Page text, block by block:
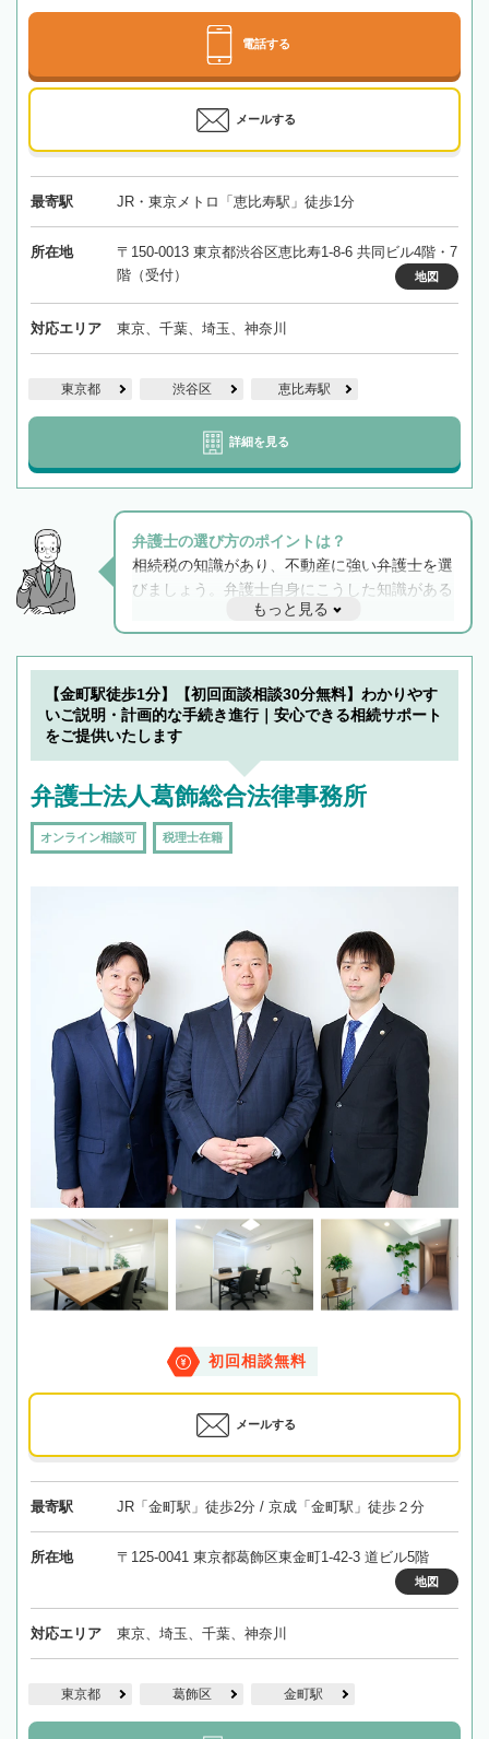
電話する
メールする
最寄駅 JR・東京メトロ「恵比寿駅」徒歩1分
所在地
〒150-0013 東京都渋谷区恵比寿1-8-6 共同ビル4階・7
階（受付）
地図
対応エリア 東京、千葉、埼玉、神奈川
東京都 渋谷区 恵比寿駅
詳細を見る
弁護士の選び方のポイントは？
相続税の知識があり、不動産に強い弁護士を選
びましょう。弁護士自身にこうした知識がある
と他士業との連携もスムーズに進み、トラブル
解決のみならず相続をトータルで任せることが
できます。また、相続は感情がからむ分野なの
でフィーリングも重要です。実際に電話や面談
で複数の弁護士と会話をしてウマが合う方に依
頼をするのがおすすめです。
もっと見る
【金町駅徒歩1分】【初回面談相談30分無料】わかりやす
いご説明・計画的な手続き進行｜安心できる相続サポート
をご提供いたします
弁護士法人葛飾総合法律事務所
オンライン相談可 税理士在籍
初回相談無料
メールする
最寄駅 JR「金町駅」徒歩2分 / 京成「金町駅」徒歩２分
所在地 〒125-0041 東京都葛飾区東金町1-42-3 道ビル5階
地図
対応エリア 東京、埼玉、千葉、神奈川
東京都 葛飾区 金町駅